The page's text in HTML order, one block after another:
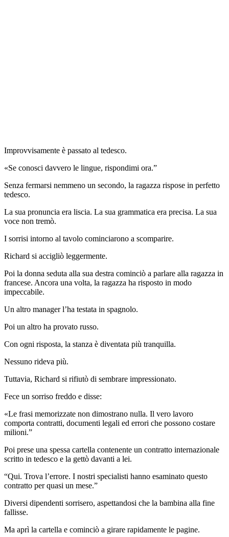
Improvvisamente è passato al tedesco.
«Se conosci davvero le lingue, rispondimi ora.”
Senza fermarsi nemmeno un secondo, la ragazza rispose in perfetto
tedesco.
La sua pronuncia era liscia. La sua grammatica era precisa. La sua
voce non tremò.
I sorrisi intorno al tavolo cominciarono a scomparire.
Richard si accigliò leggermente.
Poi la donna seduta alla sua destra cominciò a parlare alla ragazza in
francese. Ancora una volta, la ragazza ha risposto in modo
impeccabile.
Un altro manager l’ha testata in spagnolo.
Poi un altro ha provato russo.
Con ogni risposta, la stanza è diventata più tranquilla.
Nessuno rideva più.
Tuttavia, Richard si rifiutò di sembrare impressionato.
Fece un sorriso freddo e disse:
«Le frasi memorizzate non dimostrano nulla. Il vero lavoro
comporta contratti, documenti legali ed errori che possono costare
milioni.”
Poi prese una spessa cartella contenente un contratto internazionale
scritto in tedesco e la gettò davanti a lei.
“Qui. Trova l’errore. I nostri specialisti hanno esaminato questo
contratto per quasi un mese.”
Diversi dipendenti sorrisero, aspettandosi che la bambina alla fine
fallisse.
Ma aprì la cartella e cominciò a girare rapidamente le pagine.